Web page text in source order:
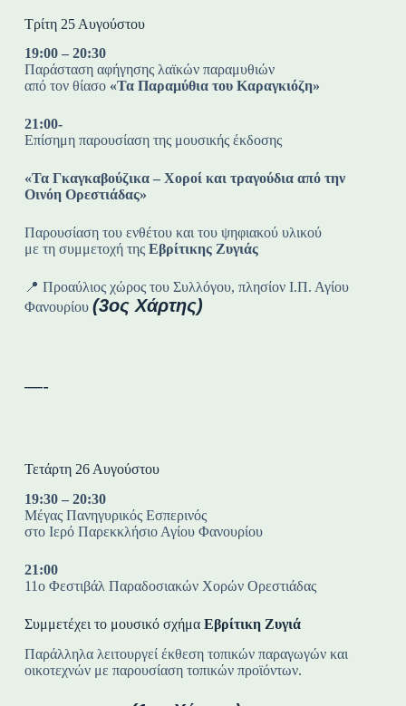
Τρίτη 25 Αυγούστου
19:00 – 20:30
Παράσταση αφήγησης λαϊκών παραμυθιών
από τον θίασο «Τα Παραμύθια του Καραγκιόζη»
21:00-
Επίσημη παρουσίαση της μουσικής έκδοσης
«Τα Γκαγκαβούζικα – Χοροί και τραγούδια από την
Οινόη Ορεστιάδας»
Παρουσίαση του ενθέτου και του ψηφιακού υλικού
με τη συμμετοχή της Εβρίτικης Ζυγιάς
📍 Προαύλιος χώρος του Συλλόγου, πλησίον Ι.Π. Αγίου
Φανουρίου (3ος Χάρτης)
—-
Τετάρτη 26 Αυγούστου
19:30 – 20:30
Μέγας Πανηγυρικός Εσπερινός
στο Ιερό Παρεκκλήσιο Αγίου Φανουρίου
21:00
11ο Φεστιβάλ Παραδοσιακών Χορών Ορεστιάδας
Συμμετέχει το μουσικό σχήμα Εβρίτικη Ζυγιά
Παράλληλα λειτουργεί έκθεση τοπικών παραγωγών και
οικοτεχνών με παρουσίαση τοπικών προϊόντων.